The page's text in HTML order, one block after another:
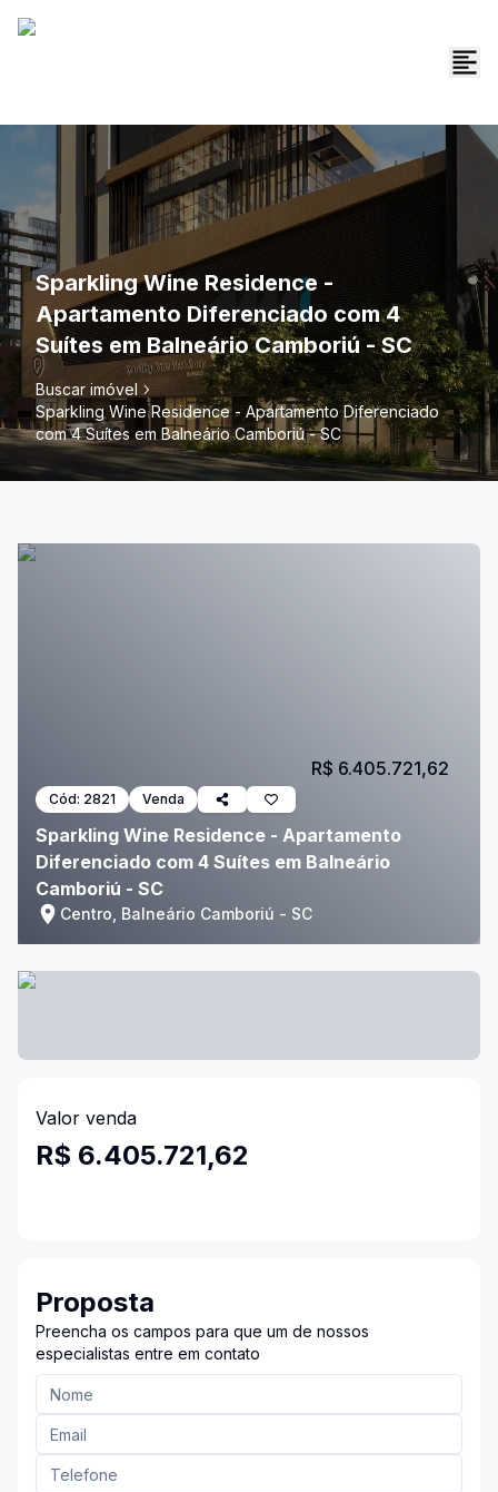
Sparkling Wine Residence -
Apartamento Diferenciado com 4
Suítes em Balneário Camboriú - SC
Buscar imóvel
Sparkling Wine Residence - Apartamento Diferenciado
com 4 Suítes em Balneário Camboriú - SC
Cód: 2821 Venda
Sparkling Wine Residence - Apartamento
Diferenciado com 4 Suítes em Balneário
Camboriú - SC
Centro, Balneário Camboriú - SC
R$ 6.405.721,62
Valor venda
R$ 6.405.721,62
Proposta
Preencha os campos para que um de nossos
especialistas entre em contato